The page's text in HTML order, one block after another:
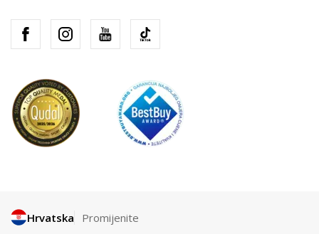
Hrvatska Promijenite